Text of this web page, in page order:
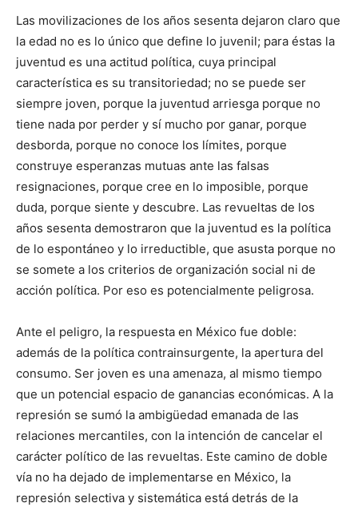
Las movilizaciones de los años sesenta dejaron claro que
la edad no es lo único que define lo juvenil; para éstas la
juventud es una actitud política, cuya principal
característica es su transitoriedad; no se puede ser
siempre joven, porque la juventud arriesga porque no
tiene nada por perder y sí mucho por ganar, porque
desborda, porque no conoce los límites, porque
construye esperanzas mutuas ante las falsas
resignaciones, porque cree en lo imposible, porque
duda, porque siente y descubre. Las revueltas de los
años sesenta demostraron que la juventud es la política
de lo espontáneo y lo irreductible, que asusta porque no
se somete a los criterios de organización social ni de
acción política. Por eso es potencialmente peligrosa.
Ante el peligro, la respuesta en México fue doble:
además de la política contrainsurgente, la apertura del
consumo. Ser joven es una amenaza, al mismo tiempo
que un potencial espacio de ganancias económicas. A la
represión se sumó la ambigüedad emanada de las
relaciones mercantiles, con la intención de cancelar el
carácter político de las revueltas. Este camino de doble
vía no ha dejado de implementarse en México, la
represión selectiva y sistemática está detrás de la